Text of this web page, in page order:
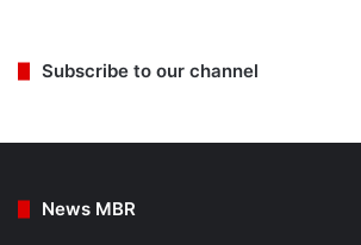
Subscribe to our channel
News MBR